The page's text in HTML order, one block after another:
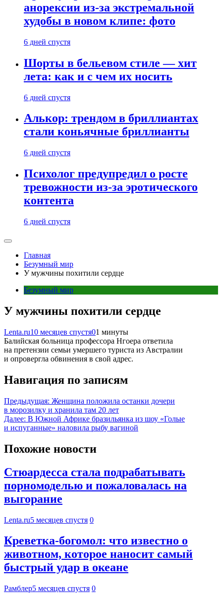
анорексии из-за экстремальной
худобы в новом клипе: фото
6 дней спустя
Шорты в бельевом стиле — хит
лета: как и с чем их носить
6 дней спустя
Алькор: трендом в бриллиантах
стали коньячные бриллианты
6 дней спустя
Психолог предупредил о росте
тревожности из-за эротического
контента
6 дней спустя
Главная
Безумный мир
У мужчины похитили сердце
Безумный мир
У мужчины похитили сердце
Lenta.ru10 месяцев спустя01 минуты
Балийская больница профессора Нгоера ответила
на претензии семьи умершего туриста из Австралии
и опровергла обвинения в свой адрес.
Навигация по записям
Предыдущая: Женщина положила останки дочери
в морозилку и хранила там 20 лет
Далее: В Южной Африке бразильянка из шоу «Голые
и испуганные» наловила рыбу вагиной
Похожие новости
Стюардесса стала подрабатывать
порномоделью и пожаловалась на
выгорание
Lenta.ru5 месяцев спустя 0
Креветка-богомол: что известно о
животном, которое наносит самый
быстрый удар в океане
Рамблер5 месяцев спустя 0